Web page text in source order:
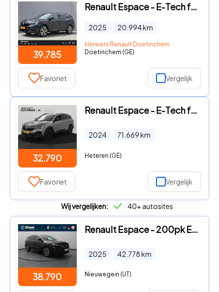
39.785
Renault Espace - E-Tech full hybrid 200 iconic 7p. / Fabrieksgarantie tot 09-
2025 20.994km
Herwers Renault Doetinchem
Doetinchem (GE)
Favoriet Vergelijk
32.790
Renault Espace - E-Tech full hybrid 200 iconic 7p. PANODAK|LEER|WINTERPACK|36
2024 71.669km
Heteren (GE)
Favoriet Vergelijk
Wij vergelijken: 40+ autosites
38.790
Renault Espace - 200pk E-Tech full hybrid techno 7p. Apple Carplay/Android Au
2025 42.778km
Nieuwegein (UT)